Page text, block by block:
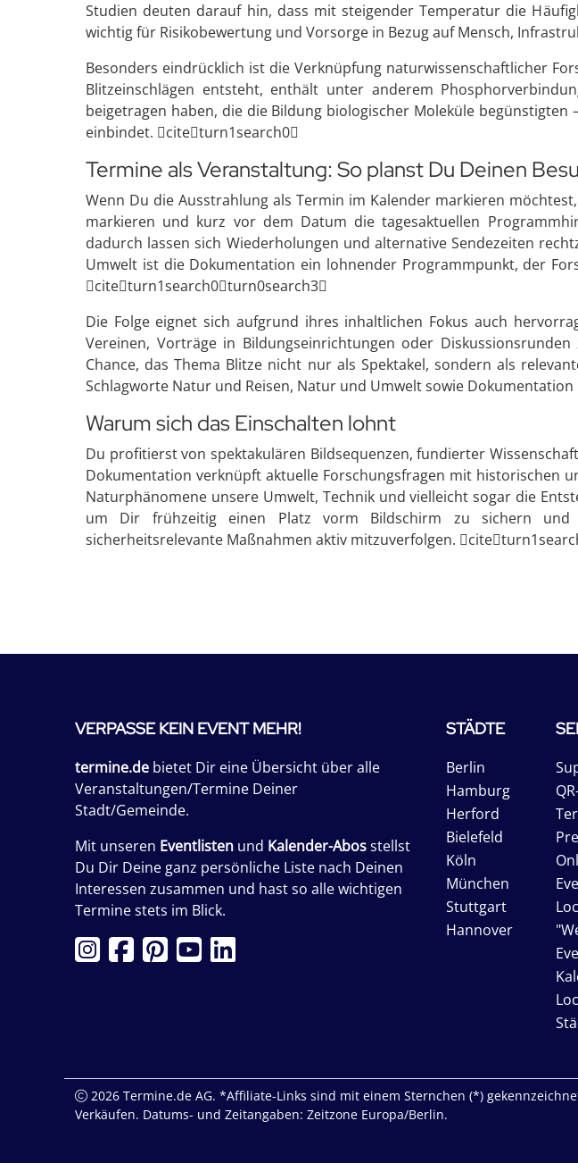
Studien deuten darauf hin, dass mit steigender Temperatur die
wichtig für Risikobewertung und Vorsorge in Bezug auf Mensch,
Besonders eindrücklich ist die Verknüpfung naturwissenschaftlicher
Blitzeinschlägen entsteht, enthält unter anderem
beigetragen haben, die die Bildung biologischer Moleküle
einbindet. citeturn1search0
Termine als Veranstaltung: So planst Du Deinen
Wenn Du die Ausstrahlung als Termin im Kalender markieren
markieren und kurz vor dem Datum die tagesaktuellen
dadurch lassen sich Wiederholungen und alternative Sendezeiten
Umwelt ist die Dokumentation ein lohnender Programmpunkt, der
citeturn1search0turn0search3
Die Folge eignet sich aufgrund ihres inhaltlichen Fokus auch
Vereinen, Vorträge in Bildungseinrichtungen oder
Chance, das Thema Blitze nicht nur als Spektakel, sondern als
Schlagworte Natur und Reisen, Natur und Umwelt sowie
Warum sich das Einschalten lohnt
Du profitierst von spektakulären Bildsequenzen, fundierter
Dokumentation verknüpft aktuelle Forschungsfragen mit historischen
Naturphänomene unsere Umwelt, Technik und vielleicht sogar die
um Dir frühzeitig einen Platz vorm Bildschirm zu sichern und
sicherheitsrelevante Maßnahmen aktiv mitzuverfolgen.
VERPASSE KEIN EVENT MEHR!
termine.de bietet Dir eine Übersicht über alle
Veranstaltungen/Termine Deiner
Stadt/Gemeinde.
Mit unseren Eventlisten und Kalender-Abosstellst
Du Dir Deine ganz persönliche Liste nach Deinen
Interessen zusammen und hast so alle wichtigen
Termine stets im Blick.
STÄDTE
Berlin
Hamburg
Herford
Bielefeld
Köln
München
Stuttgart
Hannover
2026 Termine.de AG. *Affiliate-Links sind mit einem Sternchen (*)
Verkäufen. Datums- und Zeitangaben: Zeitzone Europa/Berlin.